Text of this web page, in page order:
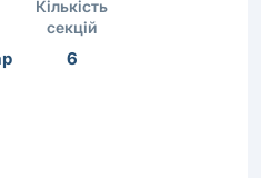
Кількість
секцій
6